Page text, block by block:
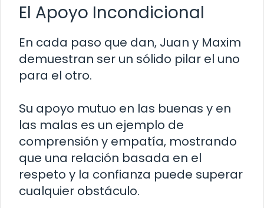
El Apoyo Incondicional
En cada paso que dan, Juan y Maxim
demuestran ser un sólido pilar el uno
para el otro.
Su apoyo mutuo en las buenas y en
las malas es un ejemplo de
comprensión y empatía, mostrando
que una relación basada en el
respeto y la confianza puede superar
cualquier obstáculo.